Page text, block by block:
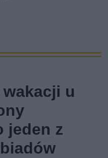
wakacji u
jeden z